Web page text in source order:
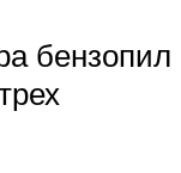
бензопил